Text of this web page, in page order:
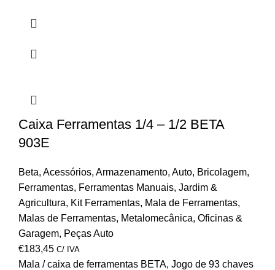
Caixa Ferramentas 1/4 – 1/2 BETA
903E
Beta, Acessórios, Armazenamento, Auto, Bricolagem,
Ferramentas, Ferramentas Manuais, Jardim &
Agricultura, Kit Ferramentas, Mala de Ferramentas,
Malas de Ferramentas, Metalomecânica, Oficinas &
Garagem, Peças Auto
€183,45 C/ IVA
Mala / caixa de ferramentas BETA, Jogo de 93 chaves